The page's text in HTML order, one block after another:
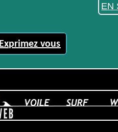
EN
Exprimez vous